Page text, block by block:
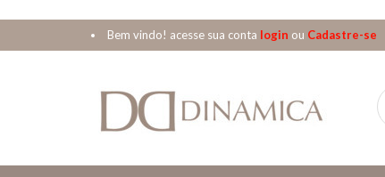
Bem vindo! acesse sua conta login ou Cadastre-se